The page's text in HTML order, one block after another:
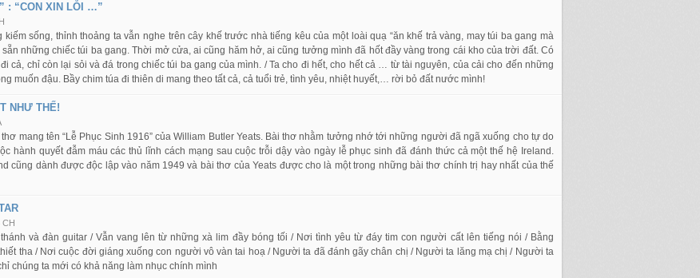
: “CON XIN LỖI …”
kiếm sống, thỉnh thoảng ta vẫn nghe trên cây khế trước nhà tiếng kêu của một loài quạ “ăn khế trả vàng, may túi ba gang mà
sẵn những chiếc túi ba gang. Thời mở cửa, ai cũng hăm hở, ai cũng tưởng mình đã hốt đầy vàng trong cái kho của trời đất. Có
cả, chỉ còn lại sỏi và đá trong chiếc túi ba gang của mình. / Ta cho đi hết, cho hết cả … từ tài nguyên, của cải cho đến những
muốn đậu. Bầy chim túa đi thiên di mang theo tất cả, cả tuổi trẻ, tình yêu, nhiệt huyết,… rời bỏ đất nước mình!
NHƯ THẾ!
mang tên “Lễ Phục Sinh 1916” của William Butler Yeats. Bài thơ nhằm tưởng nhớ tới những người đã ngã xuống cho tự do
hành quyết đẫm máu các thủ lĩnh cách mạng sau cuộc trỗi dậy vào ngày lễ phục sinh đã đánh thức cả một thế hệ Ireland.
cũng dành được độc lập vào năm 1949 và bài thơ của Yeats được cho là một trong những bài thơ chính trị hay nhất của thế
CH
và đàn guitar / Vẫn vang lên từ những xà lim đầy bóng tối / Nơi tình yêu từ đáy tim con người cất lên tiếng nói / Bằng
tha / Nơi cuộc đời giáng xuống con người vô vàn tai hoạ / Người ta đã đánh gãy chân chị / Người ta lăng mạ chị / Người ta
chúng ta mới có khả năng làm nhục chính mình